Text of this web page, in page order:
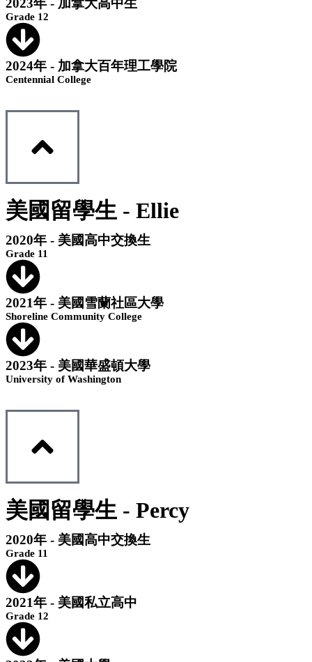
2023年 - 加拿大高中生
Grade 12
2024年 - 加拿大百年理工學院
Centennial College
美國留學生 - Ellie
2020年 - 美國高中交換生
Grade 11
2021年 - 美國雪蘭社區大學
Shoreline Community College
2023年 - 美國華盛頓大學
University of Washington
美國留學生 - Percy
2020年 - 美國高中交換生
Grade 11
2021年 - 美國私立高中
Grade 12